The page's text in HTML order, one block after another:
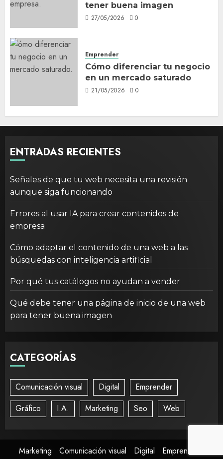
tener buena imagen
27/05/2026 0
Emprender
Cómo diferenciar tu negocio
en un mercado saturado
21/05/2026 0
ENTRADAS RECIENTES
Señales de que tu web necesita una revisión
aunque siga funcionando
Errores al usar IA para crear contenidos de
empresa
Cómo adaptar el contenido de una web a las
búsquedas con inteligencia artificial
Por qué tus catálogos no ayudan a vender
Qué debe tener una página de inicio de una web
para tener buena imagen
CATEGORÍAS
Comunicación visual Digital
Emprender
Gráfico
I.A. Marketing Seo Web
Marketing Comunicación visual Digital Emprender